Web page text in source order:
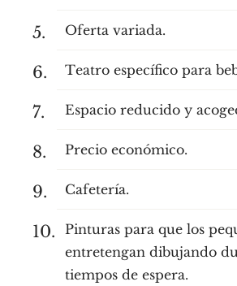
Oferta variada.
Teatro específico para
Espacio reducido y
Precio económico.
Cafetería.
Pinturas para que los
entretengan dibujando
tiempos de espera.